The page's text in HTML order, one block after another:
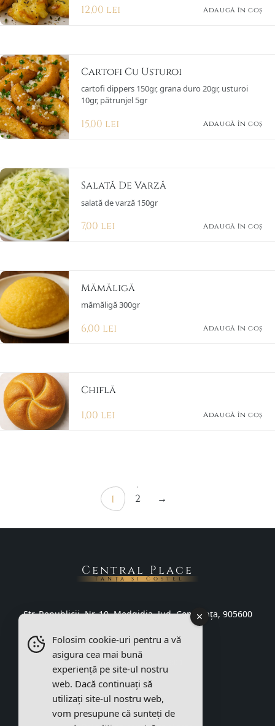
12,00 lei Adaugă în coș
Cartofi Cu Usturoi
cartofi dippers 150gr, grana duro 20gr, usturoi
10gr, pătrunjel 5gr
15,00 lei Adaugă în coș
Salată De Varză
salată de varză 150gr
7,00 lei Adaugă în coș
Mămăligă
mămăligă 300gr
6,00 lei Adaugă în coș
Chiflă
1,00 lei Adaugă în coș
1 2 →
Central Place
Tanța și Costel
Str. Republicii, Nr. 10, Medgidia, Jud. Constanța, 905600
+40 733 831 134
Termeni și condiții
Folosim cookie-uri pentru a vă
asigura cea mai bună
experiență pe site-ul nostru
web. Dacă continuați să
utilizați site-ul nostru web,
vom presupune că sunteți de